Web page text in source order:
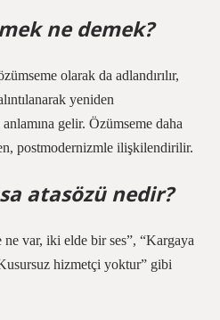
ne demek?
olarak da adlandırılır,
yeniden
gelir. Özümseme daha
postmodernizmle ilişkilendirilir.
atasözü nedir?
ne var, iki elde bir ses”, “Kargaya
hizmetçi yoktur” gibi